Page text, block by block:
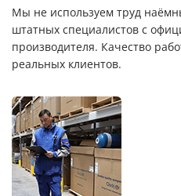
Мы не используем труд
штатных специалистов с
производителя. Качество
реальных клиентов.